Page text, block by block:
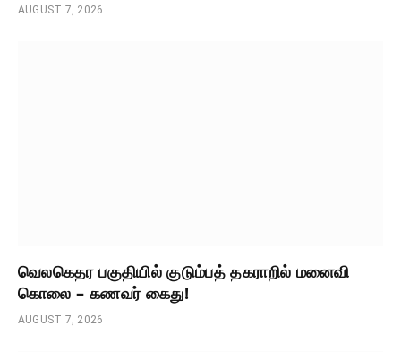
AUGUST 7, 2026
வெலகெதர பகுதியில் குடும்பத் தகராறில் மனைவி
கொலை – கணவர் கைது!
AUGUST 7, 2026